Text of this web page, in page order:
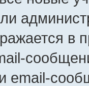
в
email-